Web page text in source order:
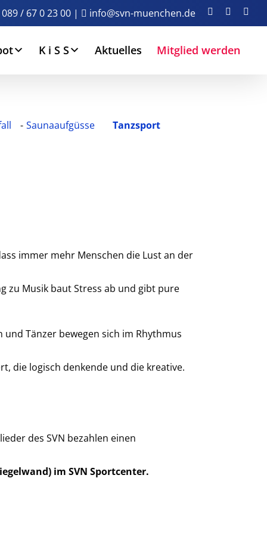
089 / 67 0 23 00 | info@svn-muenchen.de FacebookInstagram
K i S S Aktuelles Mitglied werden
Saunaaufgüsse Tanzsport
immer mehr Menschen die Lust an der
zu Musik baut Stress ab und gibt pure
Tänzer bewegen sich im Rhythmus
die logisch denkende und die kreative.
des SVN bezahlen einen
im SVN Sportcenter.